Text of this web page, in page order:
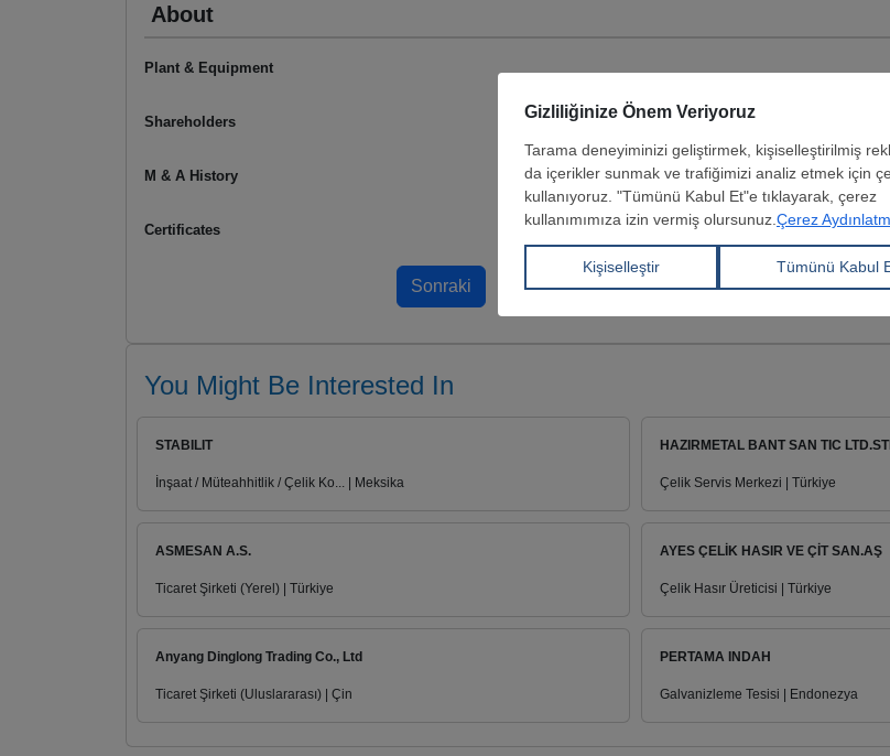
About
Plant & Equipment
Shareholders
M & A History
Certificates
You Might Be Interested In
STABILIT
İnşaat / Müteahhitlik / Çelik Ko... | Meksika
HAZIRMETAL BANT SAN TIC LTD.STI
Çelik Servis Merkezi | Türkiye
ASMESAN A.S.
Ticaret Şirketi (Yerel) | Türkiye
AYES ÇELİK HASIR VE ÇİT SAN.AŞ
Çelik Hasır Üreticisi | Türkiye
Anyang Dinglong Trading Co., Ltd
Ticaret Şirketi (Uluslararası) | Çin
PERTAMA INDAH
Galvanizleme Tesisi | Endonezya